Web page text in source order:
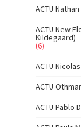
ACTU
ACTU New
Kildegaard)
(6)
ACTU
ACTU
ACTU Pablo